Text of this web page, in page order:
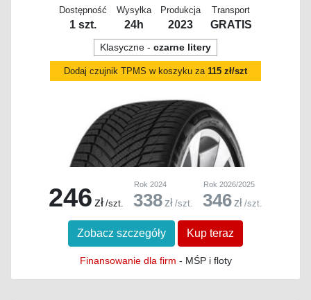
Dostępność
1 szt.
Wysyłka
24h
Produkcja
2023
Transport
GRATIS
Klasyczne - czarne litery
Dodaj czujnik TPMS w koszyku za 115 zł/szt
246 zł /szt.
Rok 2024
338 zł /szt.
Rok 2026/2025
346 zł /szt.
Zobacz szczegóły Kup teraz
Finansowanie dla firm - MŚP i floty